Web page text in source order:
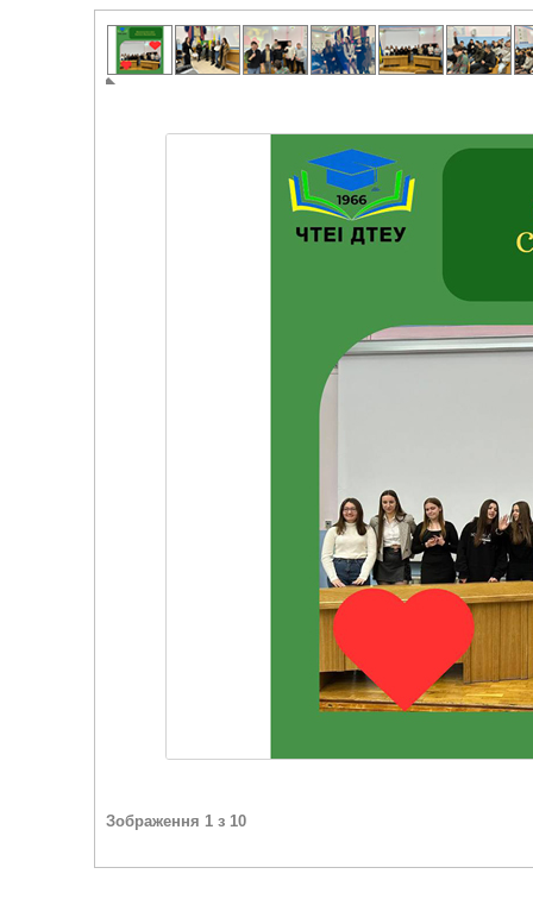
Зображення 1 з 10